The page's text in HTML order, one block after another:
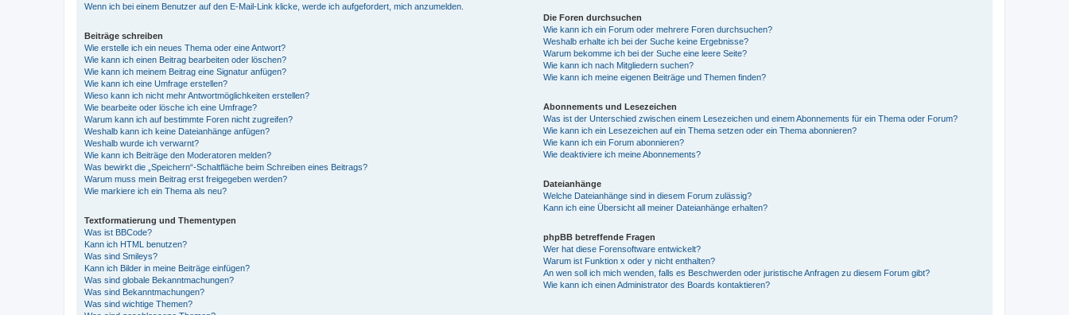
Wenn ich bei einem Benutzer auf den E-Mail-Link klicke, werde ich aufgefordert, mich anzumelden.
Beiträge schreiben
Wie erstelle ich ein neues Thema oder eine Antwort?
Wie kann ich einen Beitrag bearbeiten oder löschen?
Wie kann ich meinem Beitrag eine Signatur anfügen?
Wie kann ich eine Umfrage erstellen?
Wieso kann ich nicht mehr Antwortmöglichkeiten erstellen?
Wie bearbeite oder lösche ich eine Umfrage?
Warum kann ich auf bestimmte Foren nicht zugreifen?
Weshalb kann ich keine Dateianhänge anfügen?
Weshalb wurde ich verwarnt?
Wie kann ich Beiträge den Moderatoren melden?
Was bewirkt die „Speichern“-Schaltfläche beim Schreiben eines Beitrags?
Warum muss mein Beitrag erst freigegeben werden?
Wie markiere ich ein Thema als neu?
Textformatierung und Thementypen
Was ist BBCode?
Kann ich HTML benutzen?
Was sind Smileys?
Kann ich Bilder in meine Beiträge einfügen?
Was sind globale Bekanntmachungen?
Was sind Bekanntmachungen?
Was sind wichtige Themen?
Die Foren durchsuchen
Wie kann ich ein Forum oder mehrere Foren durchsuchen?
Weshalb erhalte ich bei der Suche keine Ergebnisse?
Warum bekomme ich bei der Suche eine leere Seite?
Wie kann ich nach Mitgliedern suchen?
Wie kann ich meine eigenen Beiträge und Themen finden?
Abonnements und Lesezeichen
Was ist der Unterschied zwischen einem Lesezeichen und einem Abonnements für ein Thema oder Forum?
Wie kann ich ein Lesezeichen auf ein Thema setzen oder ein Thema abonnieren?
Wie kann ich ein Forum abonnieren?
Wie deaktiviere ich meine Abonnements?
Dateianhänge
Welche Dateianhänge sind in diesem Forum zulässig?
Kann ich eine Übersicht all meiner Dateianhänge erhalten?
phpBB betreffende Fragen
Wer hat diese Forensoftware entwickelt?
Warum ist Funktion x oder y nicht enthalten?
An wen soll ich mich wenden, falls es Beschwerden oder juristische Anfragen zu diesem Forum gibt?
Wie kann ich einen Administrator des Boards kontaktieren?